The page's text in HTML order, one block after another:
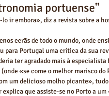
portuense"
ir embora», diz a revista sobre a
ecrãs de todo o mundo, onde
para Portugal uma crítica da sua
ter agradado mais à
«se come o melhor marisco
um delicioso molho picante»,
explica que assiste-se no Porto a